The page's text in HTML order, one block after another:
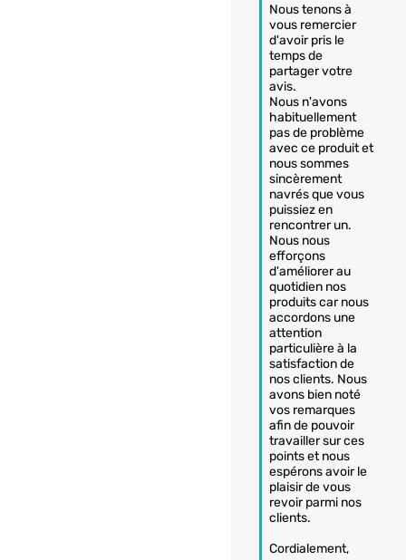
Nous tenons à
vous remercier
d'avoir pris le
temps de
partager votre
avis.
Nous n'avons
habituellement
pas de problème
avec ce produit et
nous sommes
sincèrement
navrés que vous
puissiez en
rencontrer un.
Nous nous
efforçons
d'améliorer au
quotidien nos
produits car nous
accordons une
attention
particulière à la
satisfaction de
nos clients. Nous
avons bien noté
vos remarques
afin de pouvoir
travailler sur ces
points et nous
espérons avoir le
plaisir de vous
revoir parmi nos
clients.
Cordialement,